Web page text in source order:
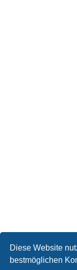
Diese Website
bestmöglichen